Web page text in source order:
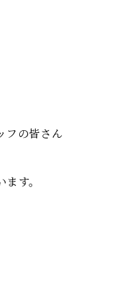
フの皆さん
す。